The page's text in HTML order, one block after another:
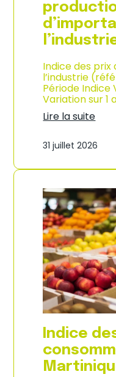
s
o
m
m
a
i
o
n
e
n
G
a
e
o
u
p
e
–
A
n
n
é
e
2
0
2
6
Indice des
l’industrie
Période Indice
Variation sur 1
Lire la suite
n
i
e
d
e
s
p
r
i
x
d
e
p
r
o
d
u
c
t
31 juillet 2026
Indice